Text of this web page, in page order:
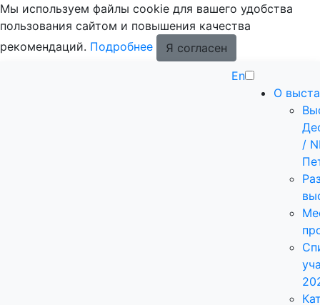
Мы используем файлы cookie для вашего удобства
пользования сайтом и повышения качества
рекомендаций. Подробнее
Я согласен
En
О
/